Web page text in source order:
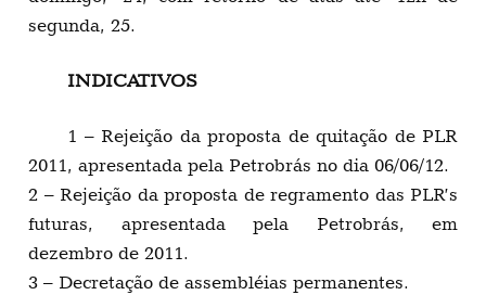
segunda, 25.
INDICATIVOS
1 – Rejeição da proposta de quitação de PLR
2011, apresentada pela Petrobrás no dia 06/06/12.
2 – Rejeição da proposta de regramento das PLR’s
futuras, apresentada pela Petrobrás, em
dezembro de 2011.
3 – Decretação de assembléias permanentes.